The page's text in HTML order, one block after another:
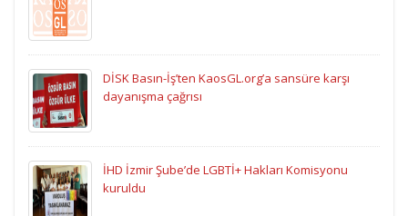
DİSK Basın-İş’ten KaosGL.org’a sansüre karşı
dayanışma çağrısı
İHD İzmir Şube’de LGBTİ+ Hakları Komisyonu
kuruldu